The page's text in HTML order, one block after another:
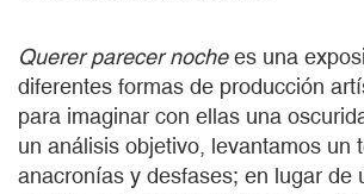
Querer parecer nochees una
diferentes formas de producción
para imaginar con ellas una
un análisis objetivo, levantamos un
anacronías y desfases; en lugar de